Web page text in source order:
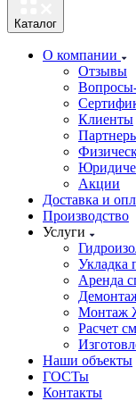
Каталог
О компании
Отзывы
Клиенты
Акции
Доставка и
Производство
Услуги
Укладка
Аренда
Монтаж
Расчет
Наши объекты
ГОСТы
Контакты